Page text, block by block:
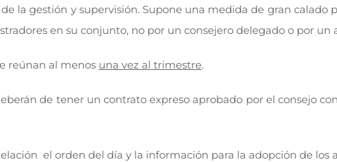
la gestión y supervisión. Supone una medida de gran calado
en su conjunto, no por un consejero delegado o por un
reúnan al menos una vez al trimestre.
de tener un contrato expreso aprobado por el consejo
el orden del día y la información para la adopción de los